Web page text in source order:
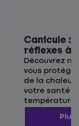
Canicule :
réflexes à
Découvrez
vous
de la chaleur
votre santé